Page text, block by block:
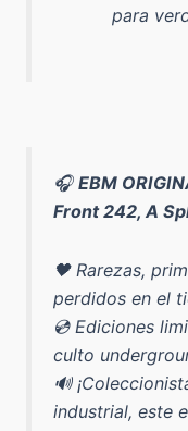
para
🎧EBM
Front 242, A
🖤 Rarezas,
perdidos en el
💿 Ediciones
culto
🔊
industrial, este